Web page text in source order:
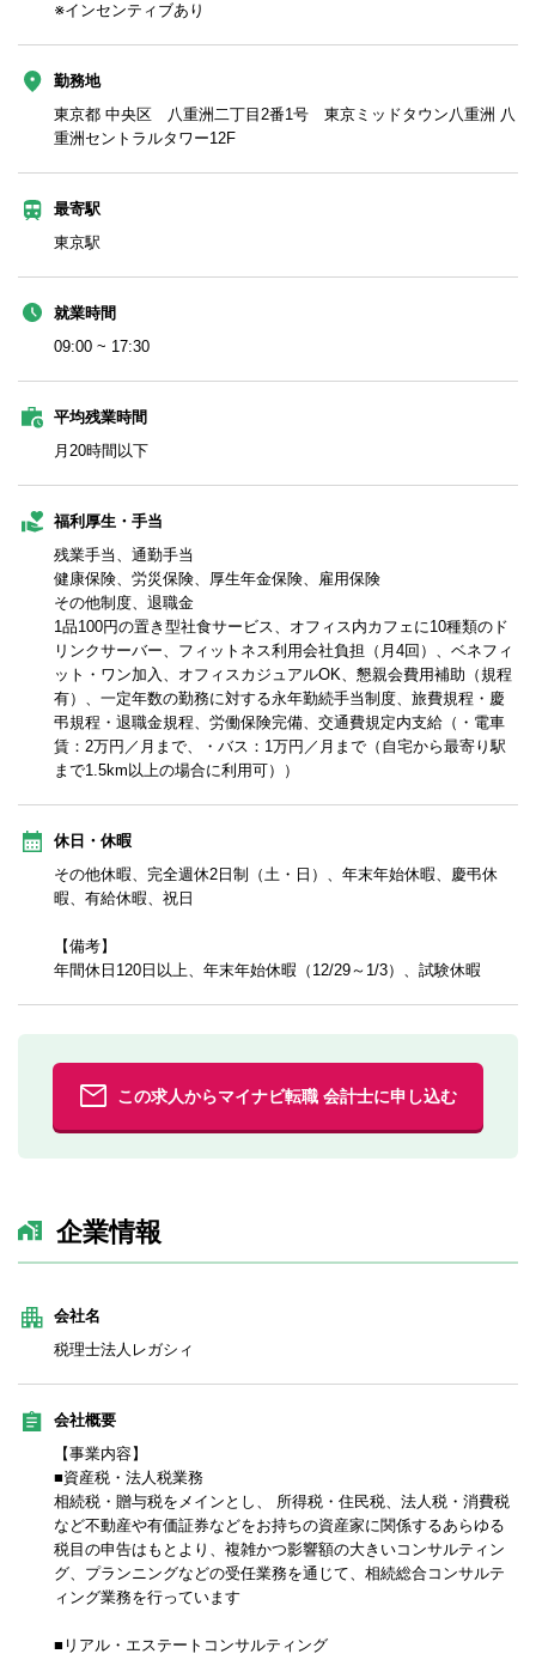
※インセンティブあり
勤務地
東京都 中央区 八重洲二丁目2番1号 東京ミッドタウン八重洲 八
重洲セントラルタワー12F
最寄駅
東京駅
就業時間
09:00 ~ 17:30
平均残業時間
月20時間以下
福利厚生・手当
残業手当、通勤手当
健康保険、労災保険、厚生年金保険、雇用保険
その他制度、退職金
1品100円の置き型社食サービス、オフィス内カフェに10種類のド
リンクサーバー、フィットネス利用会社負担（月4回）、ベネフィ
ット・ワン加入、オフィスカジュアルOK、懇親会費用補助（規程
有）、一定年数の勤務に対する永年勤続手当制度、旅費規程・慶
弔規程・退職金規程、労働保険完備、交通費規定内支給（・電車
賃：2万円／月まで、・バス：1万円／月まで（自宅から最寄り駅
まで1.5km以上の場合に利用可））
休日・休暇
その他休暇、完全週休2日制（土・日）、年末年始休暇、慶弔休
暇、有給休暇、祝日
【備考】
年間休日120日以上、年末年始休暇（12/29～1/3）、試験休暇
この求人からマイナビ転職 会計士に申し込む
企業情報
会社名
税理士法人レガシィ
会社概要
【事業内容】
■資産税・法人税業務
相続税・贈与税をメインとし、 所得税・住民税、法人税・消費税
など不動産や有価証券などをお持ちの資産家に関係するあらゆる
税目の申告はもとより、複雑かつ影響額の大きいコンサルティン
グ、プランニングなどの受任業務を通じて、相続総合コンサルテ
ィング業務を行っています
■リアル・エステートコンサルティング